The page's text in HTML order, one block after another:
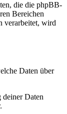
die die phpBB-
Bereichen
verarbeitet, wird
Daten über
Daten